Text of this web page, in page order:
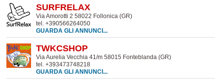
SURFRELAX
Via Amorotti 2 58022 Follonica (GR)
tel. +390566264050
GUARDA GLI ANNUNCI...
TWKCSHOP
Via Aurelia Vecchia 41/m 58015 Fonteblanda (GR)
tel. +393473748218
GUARDA GLI ANNUNCI...